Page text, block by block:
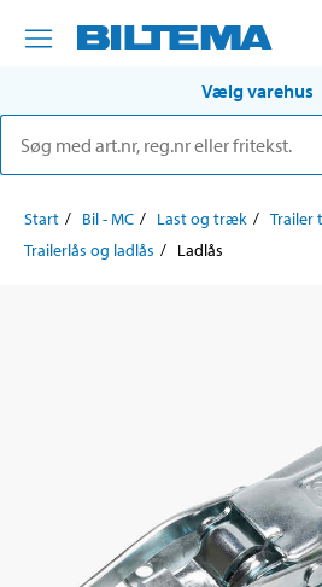
Vælg varehus
Start Bil - MC Last og træk
Trailer
Trailerlås og ladlås
Ladlås